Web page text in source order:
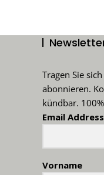
Tragen Sie
abonnieren.
kündbar.
Email Address
Vorname